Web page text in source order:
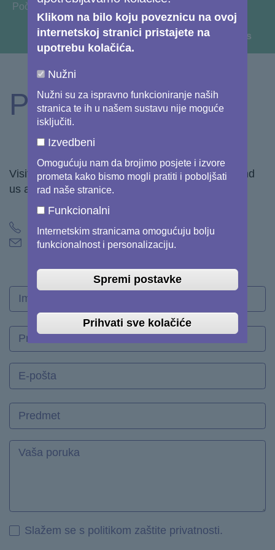
You are here:
Početna
View image information & credits
Pišite nam
Visit ourFrequently asked questionspage or send
us a message.
+32 2 588 54 50
support@copernicus.eu
Your
name
Prezime
Your
email
address
Predmet
Message
Slažem se s politikom zaštite privatnosti.
Klikom na bilo koju poveznicu na ovoj
internetskoj stranici pristajete na
upotrebu kolačića.
Nužni
Nužni su za ispravno funkcioniranje naših
stranica te ih u našem sustavu nije moguće
isključiti.
Izvedbeni
Omogućuju nam da brojimo posjete i izvore
prometa kako bismo mogli pratiti i poboljšati
rad naše stranice.
Funkcionalni
Internetskim stranicama omogućuju bolju
funkcionalnost i personalizaciju.
Spremi postavke
Prihvati sve kolačiće